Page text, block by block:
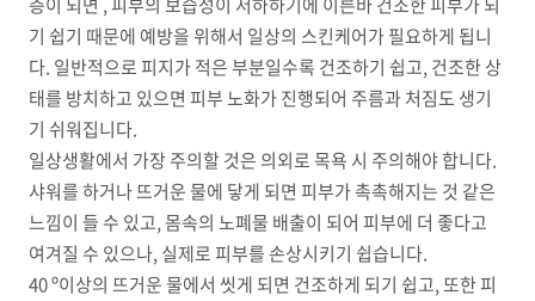
기 쉽기 때문에 예방을 위해서 일상의 스킨케어가 필요하게 됩니
다. 일반적으로 피지가 적은 부분일수록 건조하기 쉽고, 건조한 상
태를 방치하고 있으면 피부 노화가 진행되어 주름과 처짐도 생기
기 쉬워집니다.
일상생활에서 가장 주의할 것은 의외로 목욕 시 주의해야 합니다.
샤워를 하거나 뜨거운 물에 닿게 되면 피부가 촉촉해지는 것 같은
느낌이 들 수 있고, 몸속의 노폐물 배출이 되어 피부에 더 좋다고
여겨질 수 있으나, 실제로 피부를 손상시키기 쉽습니다.
40 º이상의 뜨거운 물에서 씻게 되면 건조하게 되기 쉽고, 또한 피